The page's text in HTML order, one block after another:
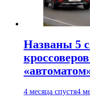
Названы 5
4 месяца спустя4